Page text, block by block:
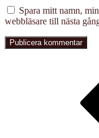
Spara mitt namn,
webbläsare till nästa